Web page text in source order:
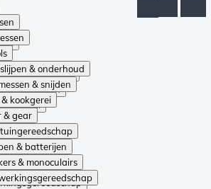
& onderhoud
& snijden
kookgerei
& gear
& batterijen
& monoculairs
& onderhoud
& snijden
& batterijen
& monoculairs